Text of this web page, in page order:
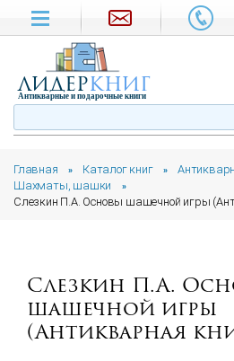
Главная » Каталог книг »
Шахматы, шашки »
Слезкин П.А. Основы шашечной игры
Слезкин П.А.
шашечной игры
(Антикварная
лидеркниг
Антикварные и подарочные книги